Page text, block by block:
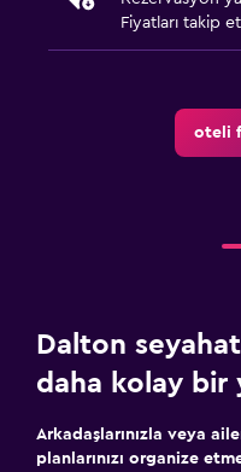
Fiyatları takip
oteli
Dalton
daha kolay bir
Arkadaşlarınızla veya
planlarınızı organize